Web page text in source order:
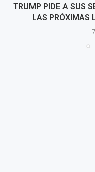
TRUMP PIDE A SUS
LAS PRÓXIMAS